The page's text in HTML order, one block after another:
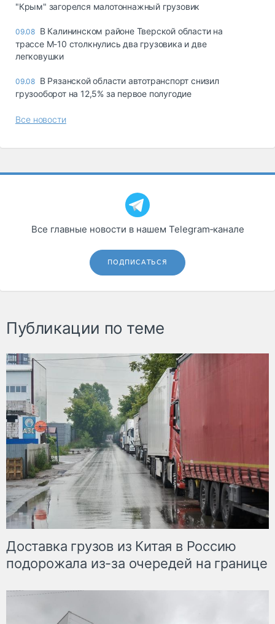
"Крым" загорелся малотоннажный грузовик
09.08 В Калининском районе Тверской области на
трассе М-10 столкнулись два грузовика и две
легковушки
09.08 В Рязанской области автотранспорт снизил
грузооборот на 12,5% за первое полугодие
Все новости
Все главные новости в нашем Telegram‑канале
ПОДПИСАТЬСЯ
Публикации по теме
Доставка грузов из Китая в Россию
подорожала из-за очередей на границе